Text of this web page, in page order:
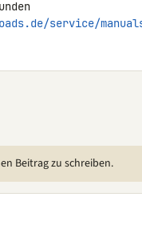
service/manuals/
Beitrag zu schreiben.